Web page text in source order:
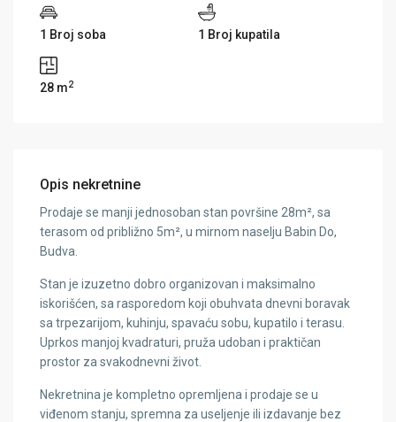
1 Broj soba 1 Broj kupatila
28 m2
Opis nekretnine
Prodaje se manji jednosoban stan površine 28m², sa
terasom od približno 5m², u mirnom naselju Babin Do,
Budva.
Stan je izuzetno dobro organizovan i maksimalno
iskorišćen, sa rasporedom koji obuhvata dnevni boravak
sa trpezarijom, kuhinju, spavaću sobu, kupatilo i terasu.
Uprkos manjoj kvadraturi, pruža udoban i praktičan
prostor za svakodnevni život.
Nekretnina je kompletno opremljena i prodaje se u
viđenom stanju, spremna za useljenje ili izdavanje bez